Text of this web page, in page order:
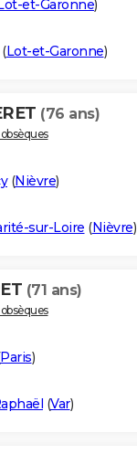
Lot-et-Garonne)
(Lot-et-Garonne)
(76 ans)
(Nièvre)
sur-Loire (Nièvre)
(71 ans)
Paris)
(Var)